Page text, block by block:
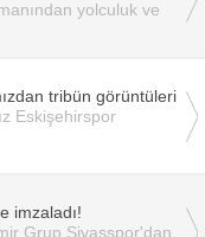
yolculuk ve
tribün görüntüleri
Eskişehirspor
imzaladı!
Grup Sivasspor'dan